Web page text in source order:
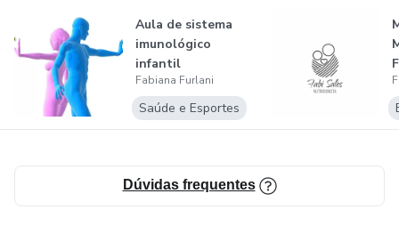
Aula de sistema
imunológico
infantil
Fabiana Furlani
Saúde e Esportes
Dúvidas frequentes